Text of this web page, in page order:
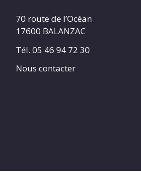
70 route de l’Océan
17600 BALANZAC
Tél. 05 46 94 72 30
Nous contacter